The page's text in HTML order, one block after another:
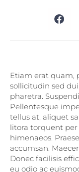
Etiam erat quam,
sollicitudin sed
pharetra.
Pellentesque
tellus at, aliquet
litora torquent per
himenaeos.
accumsan.
Donec facilisis
eu odio ac